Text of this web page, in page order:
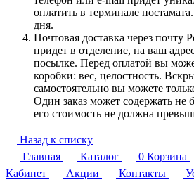
оплатить в терминале
дня.
Почтовая доставка через почту
придет в отделение, на ваш
посылке. Перед оплатой вы
коробки: вес, целостность.
самостоятельно вы можете
Один заказ может содержать не
его стоимость не должна
Назад к списку
Главная
Каталог 0 Корзина
Кабинет
Акции Контакты